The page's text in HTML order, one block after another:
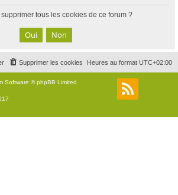
c
tous les cookies de ce forum ?
Heures au format UTC+02:00
Supprimer les cookies
Software © phpBB Limited